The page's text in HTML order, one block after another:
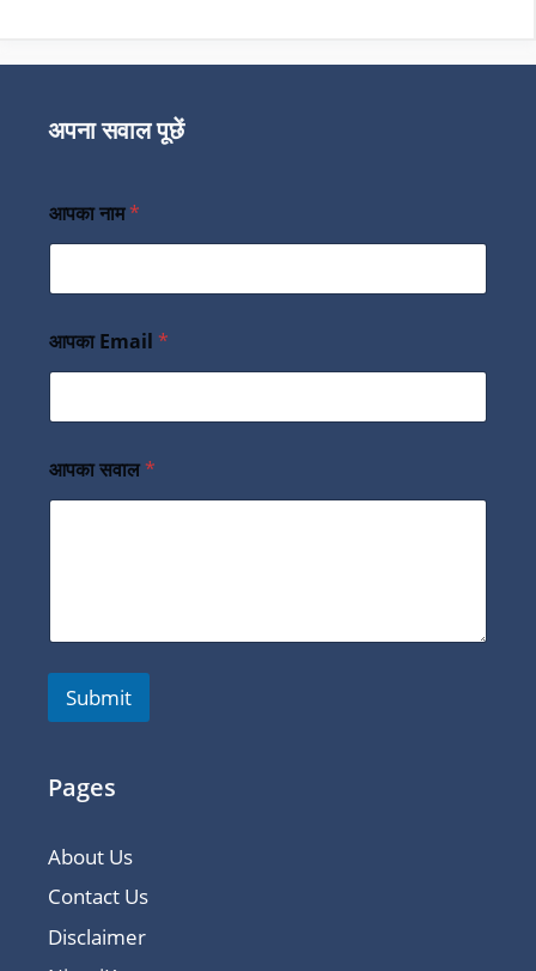
अपना सवाल पूछें
आपका नाम*
आपका Email *
आपका सवाल*
Submit
Pages
About Us
Contact Us
Disclaimer